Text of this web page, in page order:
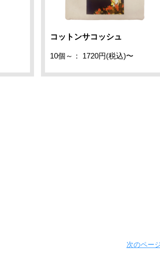
コットンサコッシュ
10個～： 1720円(税込)〜
次のペー